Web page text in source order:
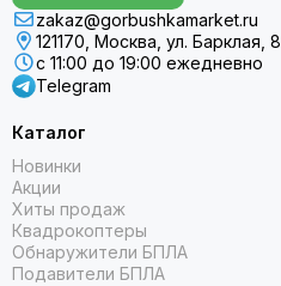
zakaz@gorbushkamarket.ru
121170, Москва, ул. Барклая, 8
с 11:00 до 19:00 ежедневно
Telegram
Каталог
Новинки
Акции
Хиты продаж
Квадрокоптеры
Обнаружители БПЛА
Подавители БПЛА